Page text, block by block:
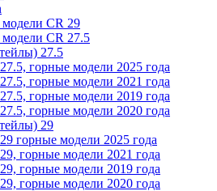
CR 29
CR 27.5
27.5
горные модели 2025 года
горные модели 2021 года
горные модели 2019 года
горные модели 2020 года
29
горные модели 2025 года
горные модели 2021 года
горные модели 2019 года
горные модели 2020 года